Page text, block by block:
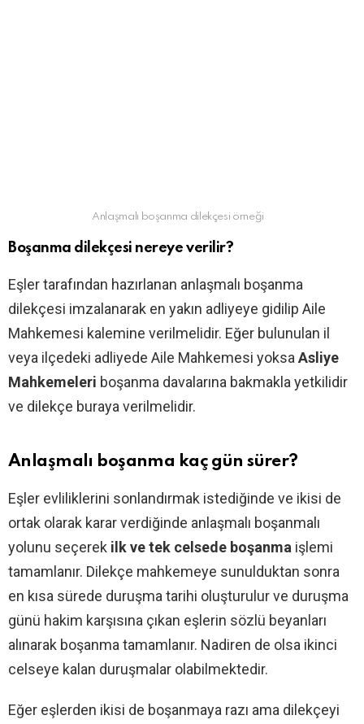
Anlaşmalı boşanma dilekçesi örneği
Boşanma dilekçesi nereye verilir?
Eşler tarafından hazırlanan anlaşmalı boşanma
dilekçesi imzalanarak en yakın adliyeye gidilip Aile
Mahkemesi kalemine verilmelidir. Eğer bulunulan il
veya ilçedeki adliyede Aile Mahkemesi yoksa Asliye
Mahkemeleri boşanma davalarına bakmakla yetkilidir
ve dilekçe buraya verilmelidir.
Anlaşmalı boşanma kaç gün sürer?
Eşler evliliklerini sonlandırmak istediğinde ve ikisi de
ortak olarak karar verdiğinde anlaşmalı boşanmalı
yolunu seçerek ilk ve tek celsede boşanma işlemi
tamamlanır. Dilekçe mahkemeye sunulduktan sonra
en kısa sürede duruşma tarihi oluşturulur ve duruşma
günü hakim karşısına çıkan eşlerin sözlü beyanları
alınarak boşanma tamamlanır. Nadiren de olsa ikinci
celseye kalan duruşmalar olabilmektedir.
Eğer eşlerden ikisi de boşanmaya razı ama dilekçeyi